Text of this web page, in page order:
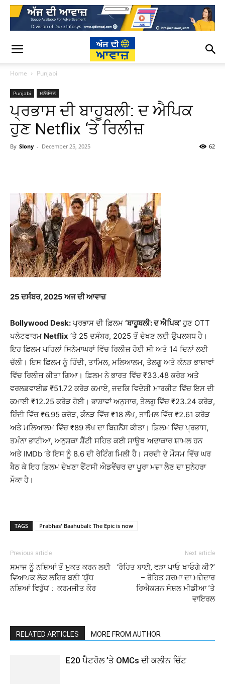
Home Punjabi
Punjabi ਮਨੋਰੰਜਨ
ਪ੍ਰਭਾਸ ਦੀ ਬਾਹੂਬਲੀ: ਦ ਐਪਿਕ
ਹੁਣ Netflix ‘ਤੇ ਰਿਲੀਜ਼
By Slony - December 25, 2025 62
25ਦਸੰਬਰ, 2025 ਅਜ ਦੀ ਆਵਾਜ਼
Bollywood Desk: ਪ੍ਰਭਾਸ ਦੀ ਫ਼ਿਲਮ ‘ਬਾਹੂਬਲੀ: ਦ ਐਪਿਕ’ ਹੁਣ OTT
ਪਲੇਟਫਾਰਮ Netflix ‘ਤੇ 25 ਦਸੰਬਰ, 2025 ਤੋਂ ਦੇਖਣ ਲਈ ਉਪਲਬਧ ਹੈ।
ਇਹ ਫ਼ਿਲਮ ਪਹਿਲਾਂ ਸਿਨੇਮਾਘਰਾਂ ਵਿੱਚ ਰਿਲੀਜ਼ ਹੋਈ ਸੀ ਅਤੇ 14 ਦਿਨਾਂ ਲਈ
ਚੱਲੀ। ਇਸ ਫ਼ਿਲਮ ਨੂੰ ਹਿੰਦੀ, ਤਾਮਿਲ, ਮਲਿਆਲਮ, ਤੇਲਗੂ ਅਤੇ ਕੰਨੜ ਭਾਸ਼ਾਵਾਂ
ਵਿੱਚ ਰਿਲੀਜ਼ ਕੀਤਾ ਗਿਆ। ਫ਼ਿਲਮ ਨੇ ਭਾਰਤ ਵਿੱਚ ₹33.48 ਕਰੋੜ ਅਤੇ
ਵਰਲਡਵਾਈਡ ₹51.72 ਕਰੋੜ ਕਮਾਏ, ਜਦਕਿ ਵਿਦੇਸ਼ੀ ਮਾਰਕੀਟ ਵਿੱਚ ਇਸ ਦੀ
ਕਮਾਈ ₹12.25 ਕਰੋੜ ਹੋਈ। ਭਾਸ਼ਾਵਾਂ ਅਨੁਸਾਰ, ਤੇਲਗੂ ਵਿੱਚ ₹23.24 ਕਰੋੜ,
ਹਿੰਦੀ ਵਿੱਚ ₹6.95 ਕਰੋੜ, ਕੰਨੜ ਵਿੱਚ ₹18 ਲੱਖ, ਤਾਮਿਲ ਵਿੱਚ ₹2.61 ਕਰੋੜ
ਅਤੇ ਮਲਿਆਲਮ ਵਿੱਚ ₹89 ਲੱਖ ਦਾ ਬਿਜ਼ਨੈੱਸ ਕੀਤਾ। ਫ਼ਿਲਮ ਵਿੱਚ ਪ੍ਰਭਾਸ,
ਤਮੰਨਾ ਭਾਟੀਆ, ਅਨੁਸ਼ਕਾ ਸ਼ੈੱਟੀ ਸਹਿਤ ਕਈ ਸਾਊਥ ਅਦਾਕਾਰ ਸ਼ਾਮਲ ਹਨ
ਅਤੇ IMDb ‘ਤੇ ਇਸ ਨੂੰ 8.6 ਦੀ ਰੇਟਿੰਗ ਮਿਲੀ ਹੈ। ਸਰਦੀ ਦੇ ਮੌਸਮ ਵਿੱਚ ਘਰ
ਬੈਠ ਕੇ ਇਹ ਫ਼ਿਲਮ ਦੇਖਣਾ ਫੈਂਟਸੀ ਐਡਵੈਂਚਰ ਦਾ ਪੂਰਾ ਮਜ਼ਾ ਲੈਣ ਦਾ ਸੁਨੇਹਰਾ
ਮੌਕਾ ਹੈ।
TAGS Prabhas' Baahubali: The Epic is now
Previous article
ਸਮਾਜ ਨੂੰ ਨਸ਼ਿਆਂ ਤੋਂ ਮੁਕਤ ਕਰਨ ਲਈ
ਵਿਆਪਕ ਲੋਕ ਲਹਿਰ ਬਣੀ ‘ਯੁੱਧ
ਨਸ਼ਿਆਂ ਵਿਰੁੱਧ’ : ਕਰਮਜੀਤ ਕੌਰ
Next article
‘ਰੋਹਿਤ ਬਾਈ, ਵੜਾ ਪਾਓ ਖਾਓਗੇ ਕੀ?’
– ਰੋਹਿਤ ਸ਼ਰਮਾ ਦਾ ਮਜ਼ੇਦਾਰ
ਰਿਐਕਸ਼ਨ ਸੋਸ਼ਲ ਮੀਡੀਆ ’ਤੇ
ਵਾਇਰਲ
RELATED ARTICLES MORE FROM AUTHOR
E20 ਪੈਟਰੋਲ ’ਤੇ OMCs ਦੀ ਕਲੀਨ ਚਿੱਟ